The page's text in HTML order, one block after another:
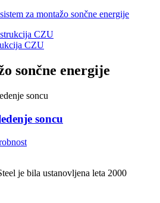
za montažo sončne energije
CZU
sončne energije
soncu
je bila ustanovljena leta 2000